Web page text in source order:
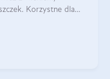
Korzystne dla